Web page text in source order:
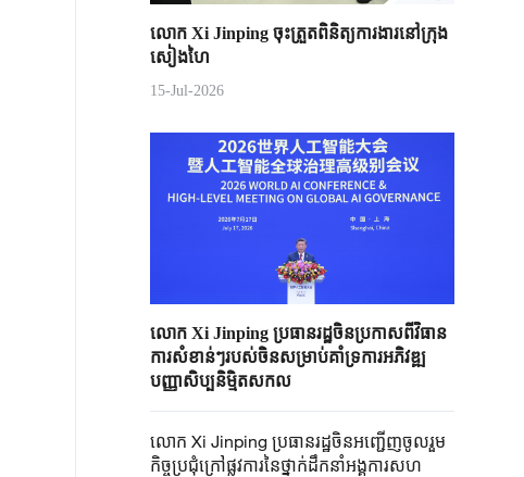
លោក Xi Jinping ចុះត្រួតពិនិត្យការងារនៅក្រុង
សៀងហៃ
15-Jul-2026
លោក Xi ​Jinping ​ប្រធានរដ្ឋចិន​ប្រកាសពី​វិធាន
ការ​សំខាន់ៗ​របស់ចិន​សម្រាប់គាំទ្រ​ការអភិវឌ្ឍ​
បញ្ញាសិប្បនិមិ្មត​សកល​
លោក Xi ​Jinping ​ប្រធានរដ្ឋចិន​អញ្ជើញចូលរួម​
កិច្ចប្រជុំ​​​ក្រៅ​ផ្លូវការនៃ​ថ្នាក់ដឹកនាំ​អង្គការ​សហ